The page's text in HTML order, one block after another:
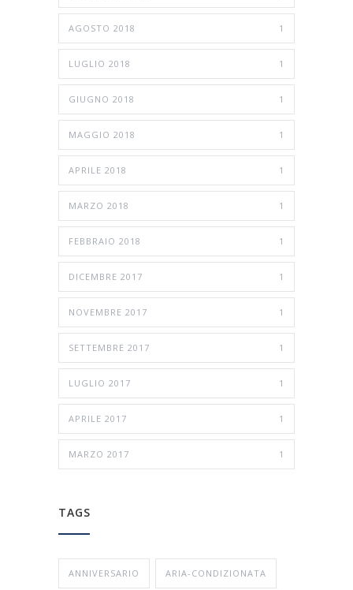
AGOSTO 2018 1
LUGLIO 2018 1
GIUGNO 2018 1
MAGGIO 2018 1
APRILE 2018 1
MARZO 2018 1
FEBBRAIO 2018 1
DICEMBRE 2017 1
NOVEMBRE 2017 1
SETTEMBRE 2017 1
LUGLIO 2017 1
APRILE 2017 1
MARZO 2017 1
TAGS
ANNIVERSARIO ARIA-CONDIZIONATA